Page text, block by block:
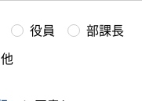
役員 部課長